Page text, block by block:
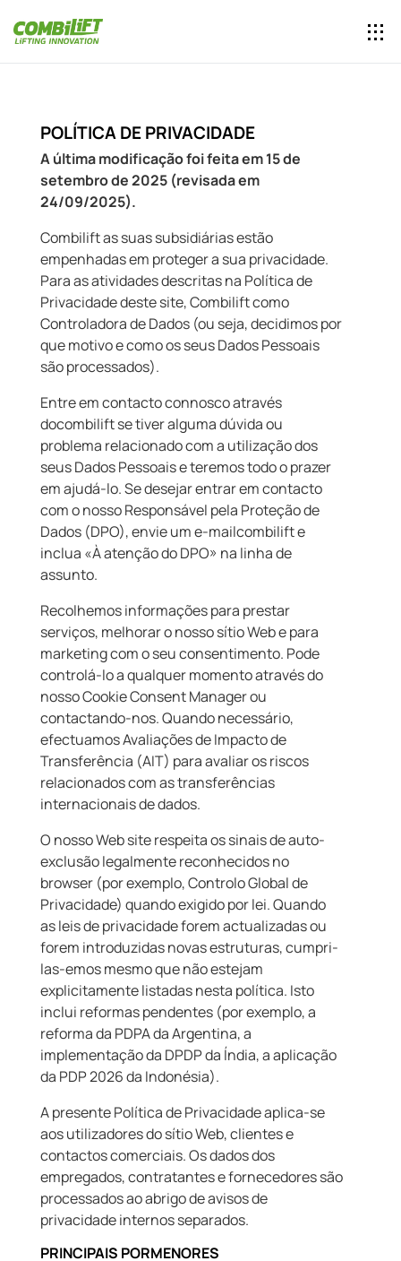
POLÍTICA DE PRIVACIDADE
A última modificação foi feita em 15 de
setembro de 2025 (revisada em
24/09/2025).
Combilift as suas subsidiárias estão
empenhadas em proteger a sua privacidade.
Para as atividades descritas na Política de
Privacidade deste site, Combilift como
Controladora de Dados (ou seja, decidimos por
que motivo e como os seus Dados Pessoais
são processados).
Entre em contacto connosco através
docombilift se tiver alguma dúvida ou
problema relacionado com a utilização dos
seus Dados Pessoais e teremos todo o prazer
em ajudá-lo. Se desejar entrar em contacto
com o nosso Responsável pela Proteção de
Dados (DPO), envie um e-mailcombilift e
inclua «À atenção do DPO» na linha de
assunto.
Recolhemos informações para prestar
serviços, melhorar o nosso sítio Web e para
marketing com o seu consentimento. Pode
controlá-lo a qualquer momento através do
nosso Cookie Consent Manager ou
contactando-nos. Quando necessário,
efectuamos Avaliações de Impacto de
Transferência (AIT) para avaliar os riscos
relacionados com as transferências
internacionais de dados.
O nosso Web site respeita os sinais de auto-
exclusão legalmente reconhecidos no
browser (por exemplo, Controlo Global de
Privacidade) quando exigido por lei. Quando
as leis de privacidade forem actualizadas ou
forem introduzidas novas estruturas, cumpri-
las-emos mesmo que não estejam
explicitamente listadas nesta política. Isto
inclui reformas pendentes (por exemplo, a
reforma da PDPA da Argentina, a
implementação da DPDP da Índia, a aplicação
da PDP 2026 da Indonésia).
A presente Política de Privacidade aplica-se
aos utilizadores do sítio Web, clientes e
contactos comerciais. Os dados dos
empregados, contratantes e fornecedores são
processados ao abrigo de avisos de
privacidade internos separados.
PRINCIPAIS PORMENORES